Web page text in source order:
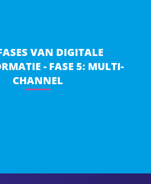
VAN DIGITALE
- FASE 5: MULTI-
CHANNEL